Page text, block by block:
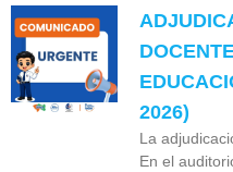
2026)
La
En el